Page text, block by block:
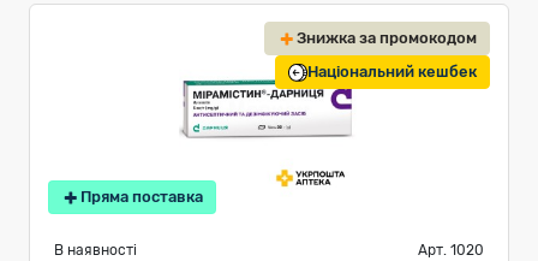
Знижка за промокодом
Національний кешбек
Пряма поставка
В наявності Арт. 1020